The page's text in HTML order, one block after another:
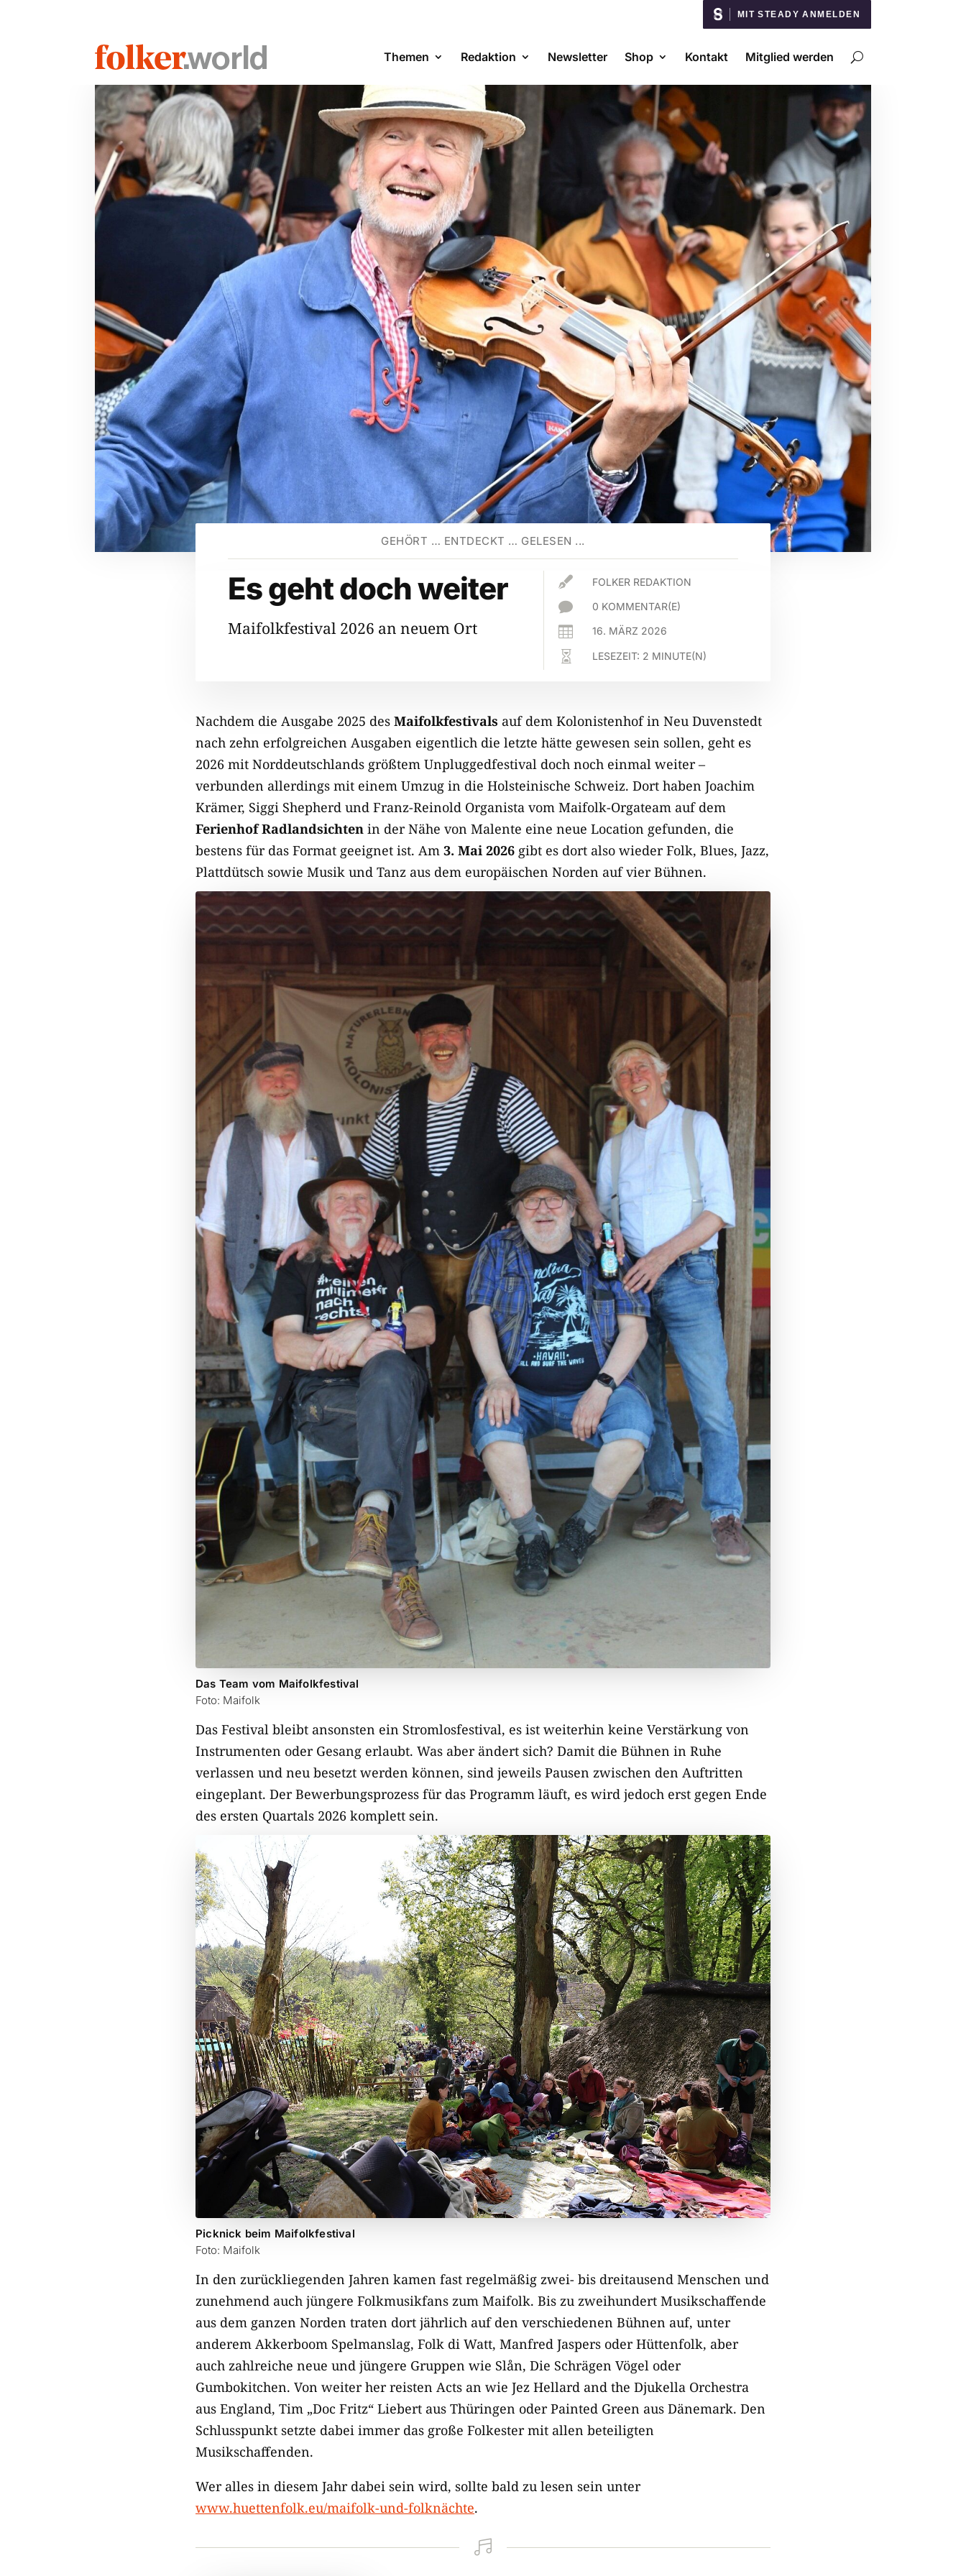
MIT STEADY ANMELDEN
Themen Redaktion Newsletter Shop Kontakt Mitglied werden
GEHÖRT … ENTDECKT … GELESEN ...
Es geht doch weiter
Maifolkfestival 2026 an neuem Ort
 FOLKER REDAKTION
 0 KOMMENTAR(E)
 16. MÄRZ 2026
 LESEZEIT: 2 MINUTE(N)
Nachdem die Ausgabe 2025 des Maifolkfestivals auf dem Kolonistenhof in Neu Duvenstedt
nach zehn erfolgreichen Ausgaben eigentlich die letzte hätte gewesen sein sollen, geht es
2026 mit Norddeutschlands größtem Unpluggedfestival doch noch einmal weiter –
verbunden allerdings mit einem Umzug in die Holsteinische Schweiz. Dort haben Joachim
Krämer, Siggi Shepherd und Franz-Reinold Organista vom Maifolk-Orgateam auf dem
Ferienhof Radlandsichten in der Nähe von Malente eine neue Location gefunden, die
bestens für das Format geeignet ist. Am 3. Mai 2026 gibt es dort also wieder Folk, Blues, Jazz,
Plattdütsch sowie Musik und Tanz aus dem europäischen Norden auf vier Bühnen.
Das Team vom Maifolkfestival
Foto: Maifolk
Das Festival bleibt ansonsten ein Stromlosfestival, es ist weiterhin keine Verstärkung von
Instrumenten oder Gesang erlaubt. Was aber ändert sich? Damit die Bühnen in Ruhe
verlassen und neu besetzt werden können, sind jeweils Pausen zwischen den Auftritten
eingeplant. Der Bewerbungsprozess für das Programm läuft, es wird jedoch erst gegen Ende
des ersten Quartals 2026 komplett sein.
Picknick beim Maifolkfestival
Foto: Maifolk
In den zurückliegenden Jahren kamen fast regelmäßig zwei- bis dreitausend Menschen und
zunehmend auch jüngere Folkmusikfans zum Maifolk. Bis zu zweihundert Musikschaffende
aus dem ganzen Norden traten dort jährlich auf den verschiedenen Bühnen auf, unter
anderem Akkerboom Spelmanslag, Folk di Watt, Manfred Jaspers oder Hüttenfolk, aber
auch zahlreiche neue und jüngere Gruppen wie Slån, Die Schrägen Vögel oder
Gumbokitchen. Von weiter her reisten Acts an wie Jez Hellard and the Djukella Orchestra
aus England, Tim „Doc Fritz“ Liebert aus Thüringen oder Painted Green aus Dänemark. Den
Schlusspunkt setzte dabei immer das große Folkester mit allen beteiligten
Musikschaffenden.
Wer alles in diesem Jahr dabei sein wird, sollte bald zu lesen sein unter
www.huettenfolk.eu/maifolk-und-folknächte.
